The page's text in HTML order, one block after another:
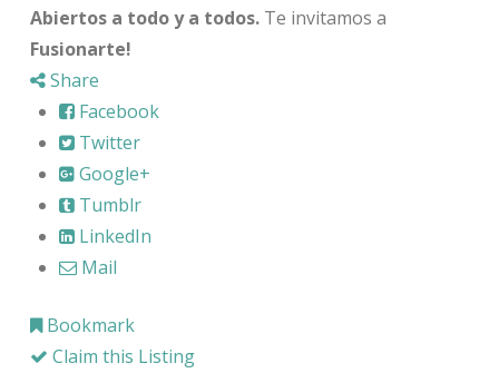
Abiertos a todo y a todos.Te invitamos a
Fusionarte!
Share
Facebook
Twitter
Google+
Tumblr
LinkedIn
Mail
Bookmark
Claim this Listing